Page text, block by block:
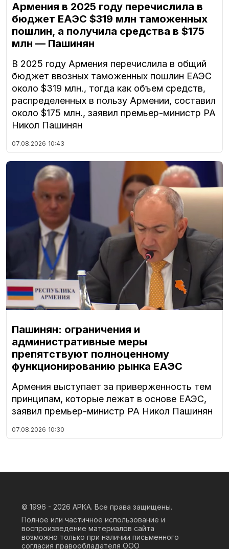
Армения в 2025 году перечислила в
бюджет ЕАЭС $319 млн таможенных
пошлин, а получила средства в $175
млн — Пашинян
В 2025 году Армения перечислила в общий
бюджет ввозных таможенных пошлин ЕАЭС
около $319 млн., тогда как объем средств,
распределенных в пользу Армении, составил
около $175 млн., заявил премьер-министр РА
Никол Пашинян
07.08.2026 10:43
Пашинян: ограничения и
административные меры
препятствуют полноценному
функционированию рынка ЕАЭС
Армения выступает за приверженность тем
принципам, которые лежат в основе ЕАЭС,
заявил премьер-министр РА Никол Пашинян
07.08.2026 10:30
© 1996 - 2026 АРКА. Все права защищены.
Полное или частичное использование и
воспроизведение материалов сайта
возможно только при наличии письменного
согласия правообладателя ООО